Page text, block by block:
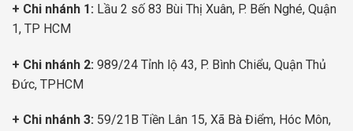
+ Chi nhánh 1: Lầu 2 số 83 Bùi Thị Xuân, P. Bến Nghé, Quận
1, TP HCM
+ Chi nhánh 2: 989/24 Tỉnh lộ 43, P. Bình Chiểu, Quận Thủ
Đức, TPHCM
+ Chi nhánh 3: 59/21B Tiền Lân 15, Xã Bà Điểm, Hóc Môn,